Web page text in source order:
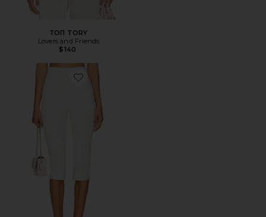
ТОП TORY
Lovers and Friends
$140
Favorite БРЮКИ CINDY